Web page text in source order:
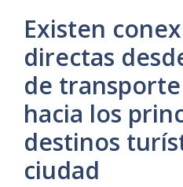
Existen
directas
de
hacia los
destinos
ciudad